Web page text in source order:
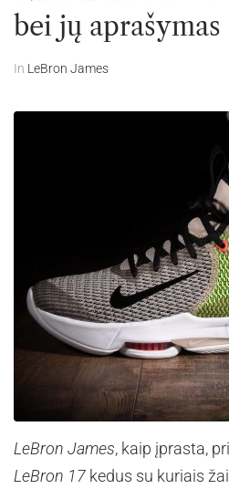
bei jų aprašymas
In LeBron James
LeBron James, kaip įprasta,
LeBron 17 kedus su kuriais